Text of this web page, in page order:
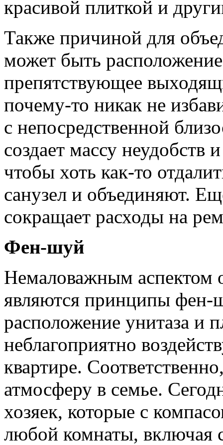
красивой плиткой и
Также причиной для
может быть расположение
препятствующее
почему-то никак не
с непосредственной
создает массу
чтобы хоть как-то
санузел и объединяют.
сокращает расходы на
Фен-шуй
Немаловажным аспектом
являются принципы фен-
расположение унитаза и
неблагоприятно
квартире.
атмосферу в семье.
хозяек, которые с
любой комнаты, включая